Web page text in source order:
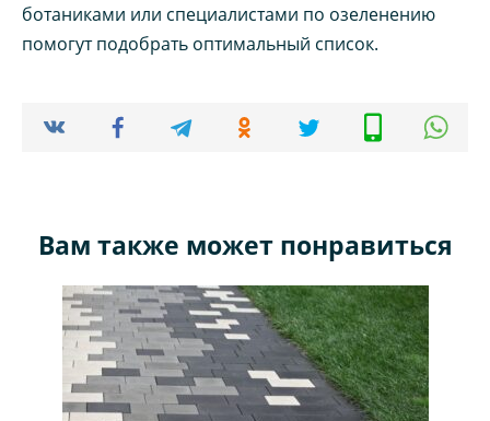
ботаниками или специалистами по озеленению
помогут подобрать оптимальный список.
Вам также может понравиться